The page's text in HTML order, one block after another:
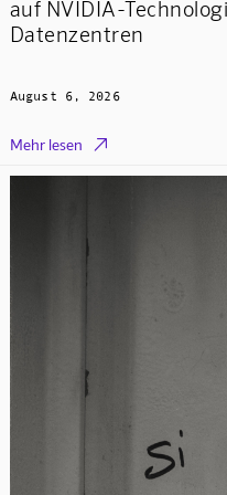
auf NVIDIA-
Datenzentren
August 6, 2026
Mehr lesen 